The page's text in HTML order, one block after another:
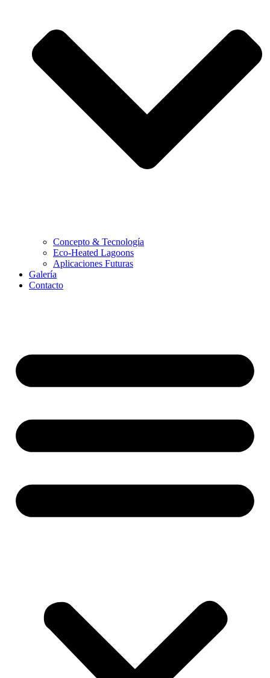
Concepto & Tecnología
Eco-Heated Lagoons
Aplicaciones Futuras
Galería
Contacto